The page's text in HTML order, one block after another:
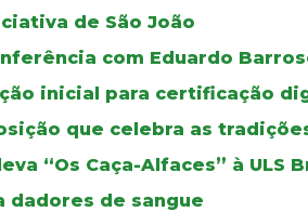
de São João
com Eduardo
inicial para certificação
que celebra as
“Os Caça-Alfaces” à ULS
dadores de sangue